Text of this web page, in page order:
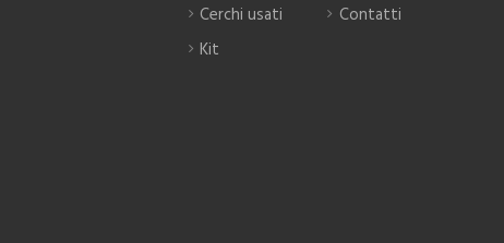
Cerchi usati
Kit
Contatti